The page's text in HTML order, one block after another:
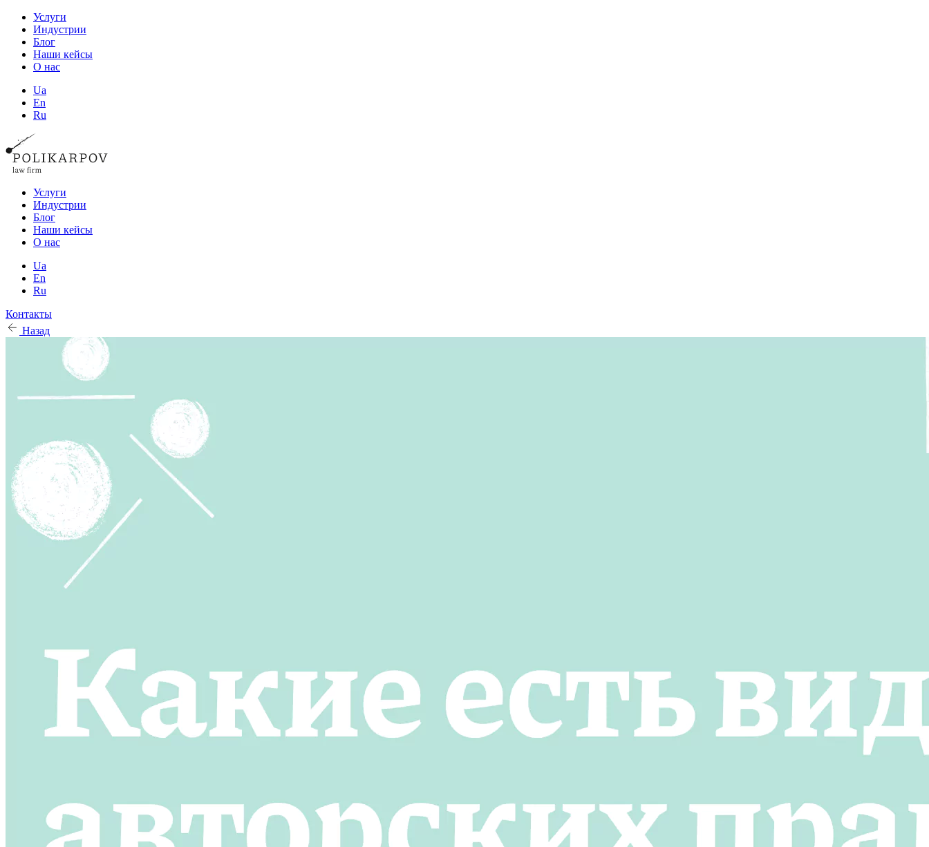
Услуги
Индустрии
Блог
Наши кейсы
О нас
Ua
En
Ru
Услуги
Индустрии
Блог
Наши кейсы
О нас
Ua
En
Ru
Контакты
Назад